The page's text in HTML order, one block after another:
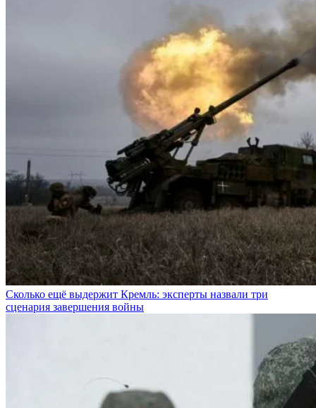
Сколько ещё выдержит Кремль: эксперты назвали три
сценария завершения войны